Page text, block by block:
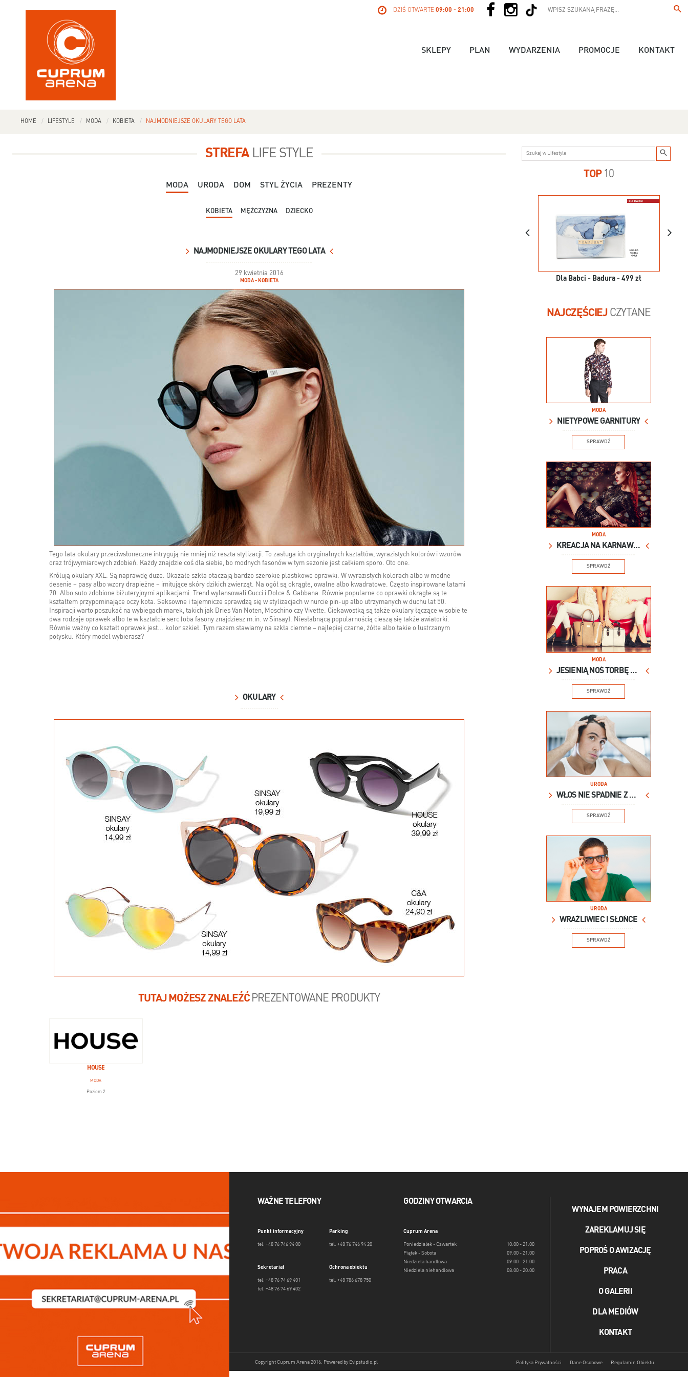
DZIŚ OTWARTE 09:00 - 21:00
SKLEPY PLAN WYDARZENIA PROMOCJE KONTAKT
HOME LIFESTYLE MODA KOBIETA NAJMODNIEJSZE OKULARY TEGO LATA
STREFALIFE STYLE
MODA URODA DOM STYL ŻYCIA PREZENTY
KOBIETA MĘŻCZYZNA DZIECKO
NAJMODNIEJSZE OKULARY TEGO LATA
29 kwietnia 2016
MODA - KOBIETA
Tego lata okulary przeciwsłoneczne intrygują nie mniej niż reszta stylizacji. To zasługa ich oryginalnych kształtów, wyrazistych kolorów i wzorów
oraz trójwymiarowych zdobień. Każdy znajdzie coś dla siebie, bo modnych fasonów w tym sezonie jest całkiem sporo. Oto one.
Królują okulary XXL. Są naprawdę duże. Okazałe szkła otaczają bardzo szerokie plastikowe oprawki. W wyrazistych kolorach albo w modne
desenie – pasy albo wzory drapieżne – imitujące skóry dzikich zwierząt. Na ogół są okrągłe, owalne albo kwadratowe. Często inspirowane latami
70. Albo suto zdobione biżuteryjnymi aplikacjami. Trend wylansowali Gucci i Dolce & Gabbana. Równie popularne co oprawki okrągłe są te
kształtem przypominające oczy kota. Seksowne i tajemnicze sprawdzą się w stylizacjach w nurcie pin-up albo utrzymanych w duchu lat 50.
Inspiracji warto poszukać na wybiegach marek, takich jak Dries Van Noten, Moschino czy Vivette. Ciekawostką są także okulary łączące w sobie te
dwa rodzaje oprawek albo te w kształcie serc (oba fasony znajdziesz m.in. w Sinsay). Niesłabnącą popularnością cieszą się także awiatorki.
Równie ważny co kształt oprawek jest... kolor szkieł. Tym razem stawiamy na szkła ciemne – najlepiej czarne, żółte albo takie o lustrzanym
połysku. Który model wybierasz?
OKULARY
TUTAJ MOŻESZ ZNALEŹĆPREZENTOWANE PRODUKTY
HOUSE
MODA
Poziom 2
TOP10
Dla Niej - Orsay - 119,99 zł
Dla Babci - Badura - 499 zł
NAJCZĘŚCIEJCZYTANE
MODA
NIETYPOWE GARNITURY
SPRAWDŹ
MODA
KREACJA NA KARNAWAŁ
SPRAWDŹ
MODA
JESIENIĄ NOŚ TORBĘ XXL
SPRAWDŹ
URODA
WŁOS NIE SPADNIE Z GŁOWY
SPRAWDŹ
URODA
WRAŻLIWIEC I SŁOŃCE
SPRAWDŹ
WAŻNE TELEFONY
Punkt informacyjny
tel. +48 76 746 94 00
Parking
tel. +48 76 746 94 20
Sekretariat
tel. +48 76 74 69 401
tel. +48 76 74 69 402
Ochrona obiektu
tel. +48 786 678 750
GODZINY OTWARCIA
Cuprum Arena
Poniedziałek - Czwartek
10.00 - 21.00
Piątek - Sobota
09.00 - 21.00
Niedziela handlowa
09.00 - 21.00
Niedziela niehandlowa
08.00 - 20.00
WYNAJEM POWIERZCHNI
ZAREKLAMUJ SIĘ
POPROŚ O AWIZACJĘ
PRACA
O GALERII
DLA MEDIÓW
KONTAKT
Copyright Cuprum Arena 2016. Powered by Evipstudio.pl Polityka Prywatności Dane Osobowe Regulamin Obiektu